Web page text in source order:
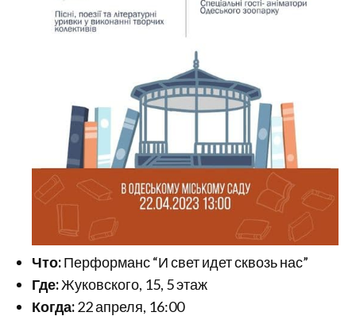
Что:Перформанс “И свет идет сквозь нас”
Где:Жуковского, 15, 5 этаж
Когда:22 апреля, 16:00